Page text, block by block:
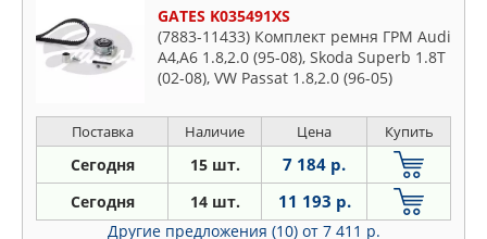
GATES K035491XS
(7883-11433) Комплект ремня ГРМ Audi
A4,A6 1.8,2.0 (95-08), Skoda Superb 1.8T
(02-08), VW Passat 1.8,2.0 (96-05)
Поставка Наличие Цена Купить
Сегодня 15 шт. 7 184 р.
Сегодня 14 шт. 11 193 р.
Другие предложения (10) от 7 411 р.